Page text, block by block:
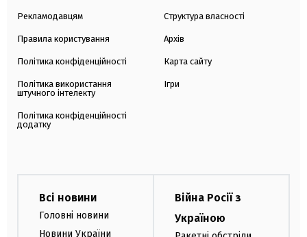
Рекламодавцям
Правила користування
Політика конфіденційності
Політика використання
штучного інтелекту
Політика конфіденційності
додатку
Структура власності
Архів
Карта сайту
Ігри
Всі новини
Головні новини
Новини України
Війна Росії з
Україною